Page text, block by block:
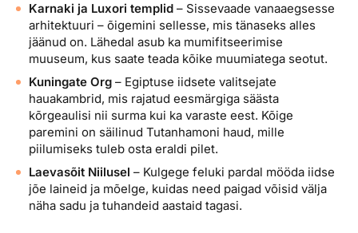
Karnaki ja Luxori templid – Sissevaade vanaaegsesse
arhitektuuri – õigemini sellesse, mis tänaseks alles
jäänud on. Lähedal asub ka mumifitseerimise
muuseum, kus saate teada kõike muumiatega seotut.
Kuningate Org – Egiptuse iidsete valitsejate
hauakambrid, mis rajatud eesmärgiga säästa
kõrgeaulisi nii surma kui ka varaste eest. Kõige
paremini on säilinud Tutanhamoni haud, mille
piilumiseks tuleb osta eraldi pilet.
Laevasõit Niilusel – Kulgege feluki pardal mööda iidse
jõe laineid ja mõelge, kuidas need paigad võisid välja
näha sadu ja tuhandeid aastaid tagasi.